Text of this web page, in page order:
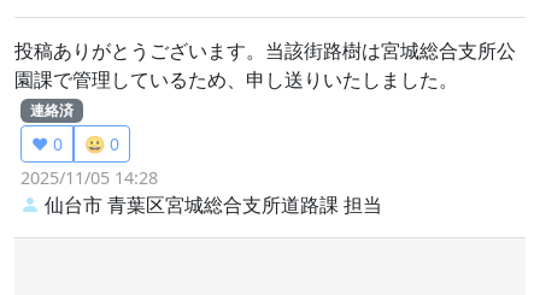
投稿ありがとうございます。当該街路樹は宮城総合支所公
園課で管理しているため、申し送りいたしました。
連絡済
❤️ 0
😀 0
2025/11/05 14:28
仙台市 青葉区宮城総合支所道路課 担当